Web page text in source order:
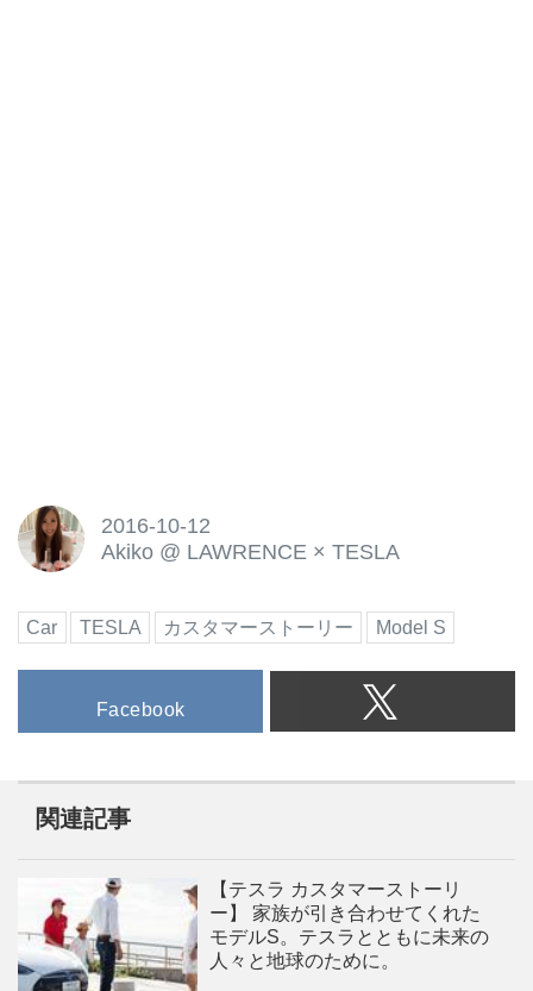
2016-10-12
Akiko @ LAWRENCE × TESLA
Car TESLA カスタマーストーリー Model S
Facebook
関連記事
【テスラ カスタマーストーリ
ー】 家族が引き合わせてくれた
モデルS。テスラとともに未来の
人々と地球のために。